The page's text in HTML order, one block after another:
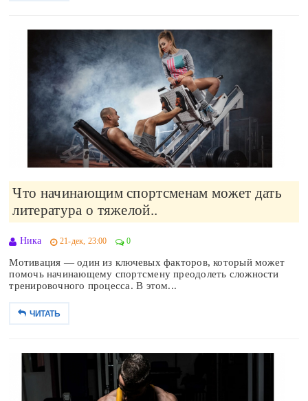
Что начинающим спортсменам может дать
литература о тяжелой..
Ника 21-дек, 23:00 0
Мотивация — один из ключевых факторов, который может
помочь начинающему спортсмену преодолеть сложности
тренировочного процесса. В этом...
ЧИТАТЬ